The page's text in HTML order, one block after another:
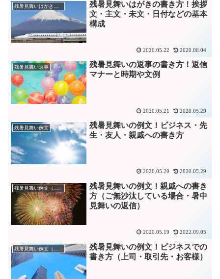
残暑見舞いはがきの書き方！挨拶
文・主文・未文・日付などの基本
構成
2020.05.22 2020.06.04
残暑見舞い返事
残暑見舞いの返事の書き方！返信
マナーと時期や文例
2020.05.21 2020.05.29
残暑見舞い例文
残暑見舞いの例文！ビジネス・先
生・友人・親戚への書き方
2020.05.20 2020.05.29
残暑見舞い例文（親戚）
残暑見舞いの例文！親戚への書き
方（ご無沙汰している場合・暑中
見舞いの返信）
2020.05.19 2022.09.05
残暑見舞いの例文！ビジネスでの
書き方（上司・取引先・お客様）